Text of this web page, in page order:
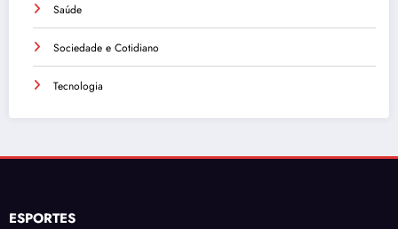
Saúde
Sociedade e Cotidiano
Tecnologia
ESPORTES